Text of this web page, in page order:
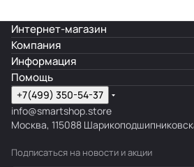
Интернет-магазин
Компания
Информация
Помощь
+7(499) 350-54-37
info@smartshop.store
Москва, 115088
Подписаться на новости и акции